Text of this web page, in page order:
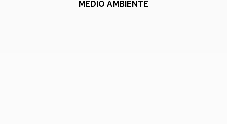
MEDIO AMBIENTE